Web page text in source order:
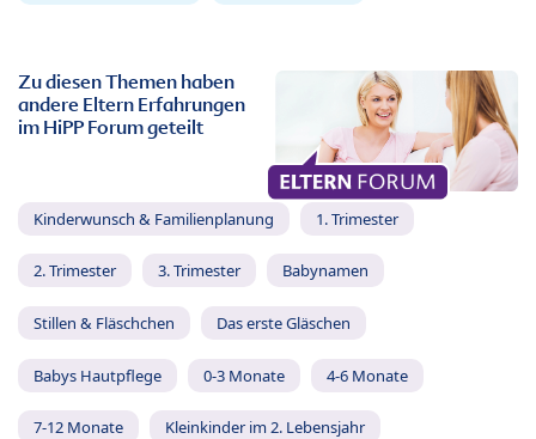
Zu diesen Themen haben
andere Eltern Erfahrungen
im HiPP Forum geteilt
Kinderwunsch & Familienplanung 1. Trimester
2. Trimester 3. Trimester Babynamen
Stillen & Fläschchen Das erste Gläschen
Babys Hautpflege 0-3 Monate 4-6 Monate
7-12 Monate Kleinkinder im 2. Lebensjahr